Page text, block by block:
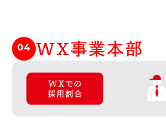
04 WX事業本部